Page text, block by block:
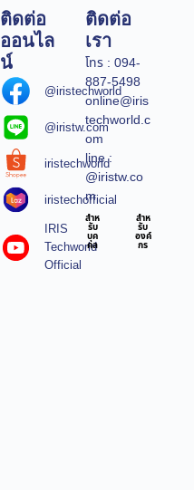
ติดต่อ
ออนไล
น์
@iristechworld
@iristw.com
iristechworld
iristechofficial
IRIS
Techworld
Official
ติดต่อ
เรา
โทร : 094-
887-5498
online@iris
techworld.c
om
line :
@iristw.co
m
สำห
รับ
บุค
คล
สำห
รับ
องค์
กร